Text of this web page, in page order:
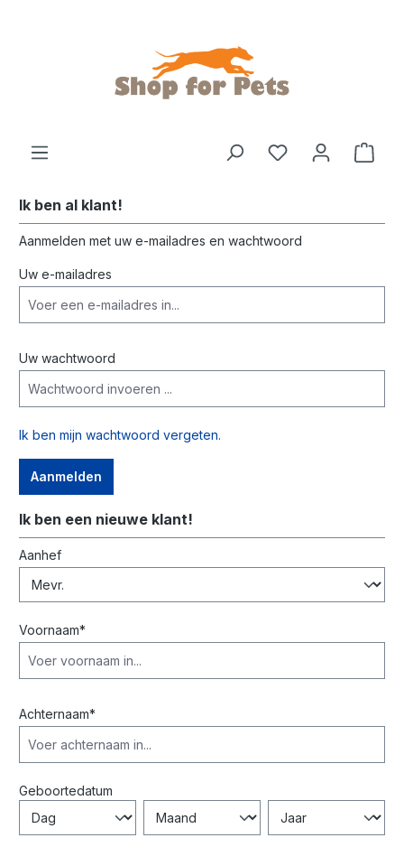
Ik ben al klant!
Aanmelden met uw e-mailadres en wachtwoord
Uw e-mailadres
Uw wachtwoord
Ik ben mijn wachtwoord vergeten.
Aanmelden
Ik ben een nieuwe klant!
Persoonlijke informatie
Aanhef
Voornaam*
Achternaam*
Geboortedatum